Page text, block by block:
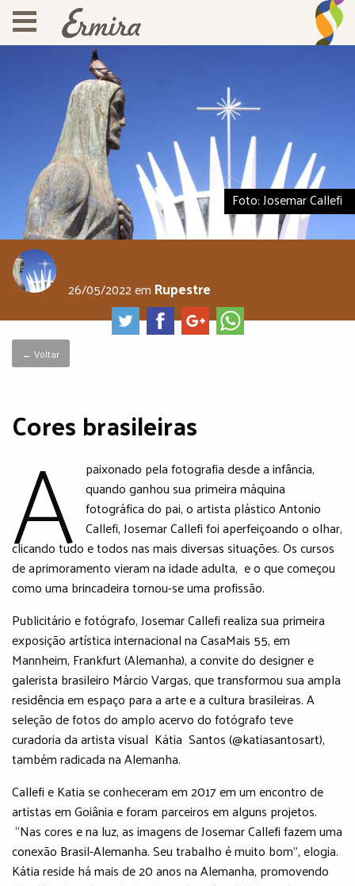
Foto: Josemar Callefi
26/05/2022em Rupestre
← Voltar
Cores brasileiras
A paixonado pela fotografia desde a infância,
quando ganhou sua primeira máquina
fotográfica do pai, o artista plástico Antonio
Callefi, Josemar Callefi foi aperfeiçoando o olhar,
clicando tudo e todos nas mais diversas situações. Os cursos
de aprimoramento vieram na idade adulta, e o que começou
como uma brincadeira tornou-se uma profissão.
Publicitário e fotógrafo, Josemar Callefi realiza sua primeira
exposição artística internacional na CasaMais 55, em
Mannheim, Frankfurt (Alemanha), a convite do designer e
galerista brasileiro Márcio Vargas, que transformou sua ampla
residência em espaço para a arte e a cultura brasileiras. A
seleção de fotos do amplo acervo do fotógrafo teve
curadoria da artista visual Kátia Santos (@katiasantosart),
também radicada na Alemanha.
Callefi e Katia se conheceram em 2017 em um encontro de
artistas em Goiânia e foram parceiros em alguns projetos.
“Nas cores e na luz, as imagens de Josemar Callefi fazem uma
conexão Brasil-Alemanha. Seu trabalho é muito bom”, elogia.
Kátia reside há mais de 20 anos na Alemanha, promovendo